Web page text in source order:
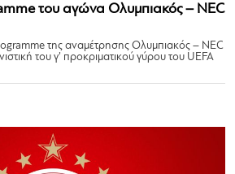
του αγώνα Ολυμπιακός – NEC
της αναμέτρησης Ολυμπιακός – NEC
του γ’ προκριματικού γύρου του UEFA